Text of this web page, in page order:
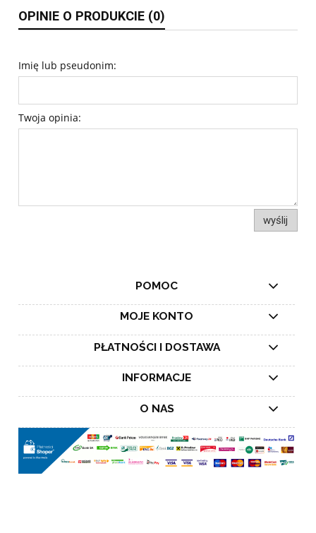
OPINIE O PRODUKCIE (0)
Imię lub pseudonim:
Twoja opinia:
wyślij
POMOC
MOJE KONTO
PŁATNOŚCI I DOSTAWA
INFORMACJE
O NAS